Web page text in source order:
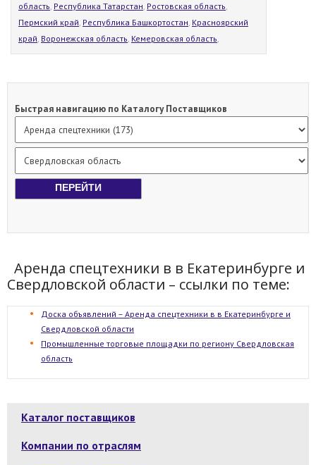
область, Республика Татарстан, Ростовская область,
Пермский край, Республика Башкортостан, Красноярский
край, Воронежская область, Кемеровская область,
Быстрая навигацию по Каталогу Поставщиков
Аренда спецтехники в в Екатеринбурге и
Свердловской области – ссылки по теме:
Доска объявлений – Аренда спецтехники в в Екатеринбурге и
Свердловской области
Промышленные торговые площадки по региону Свердловская
область
Каталог поставщиков
Компании по отраслям